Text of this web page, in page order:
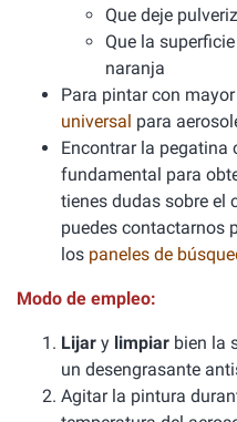
Que deje
Que la
naranja
Para pintar con
universal para
Encontrar la pegatina
fundamental para
tienes dudas sobre el
puedes contactarnos
los paneles de
Modo de empleo:
Lijar y limpiar bien la
un desengrasante
Agitar la pintura